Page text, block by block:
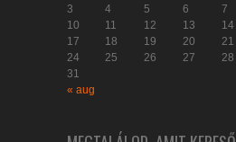
3
4 5 6 7
10
11 12 13 14
17
18 19 20 21
24
25 26 27 28
31
« aug